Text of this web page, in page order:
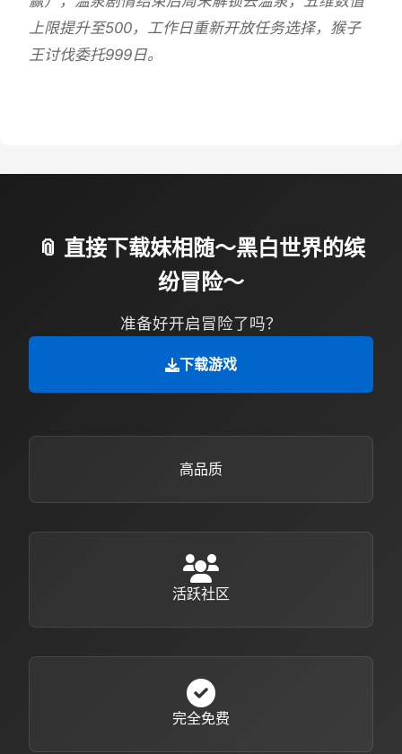
上限提升至500，工作日重新开放任务选择，猴子
王讨伐委托999日。
📎 直接下载妹相随～黑白世界的缤
纷冒险～
准备好开启冒险了吗？
下载游戏
高品质
活跃社区
完全免费